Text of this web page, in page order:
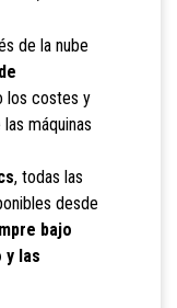
de la nube
los costes y
máquinas
, todas las
desde
bajo
y las